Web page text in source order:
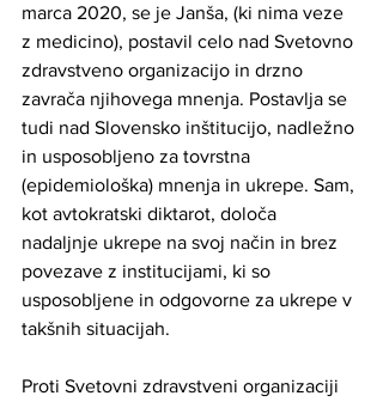
marca 2020, se je Janša, (ki nima veze
z medicino), postavil celo nad Svetovno
zdravstveno organizacijo in drzno
zavrača njihovega mnenja. Postavlja se
tudi nad Slovensko inštitucijo, nadležno
in usposobljeno za tovrstna
(epidemiološka) mnenja in ukrepe. Sam,
kot avtokratski diktarot, določa
nadaljnje ukrepe na svoj način in brez
povezave z institucijami, ki so
usposobljene in odgovorne za ukrepe v
takšnih situacijah.
Proti Svetovni zdravstveni organizaciji